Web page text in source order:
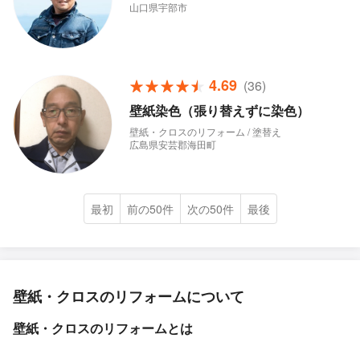
山口県宇部市
4.69 (36)
壁紙染色（張り替えずに染色）
壁紙・クロスのリフォーム / 塗替え
広島県安芸郡海田町
最初 前の50件 次の50件 最後
壁紙・クロスのリフォームについて
壁紙・クロスのリフォームとは